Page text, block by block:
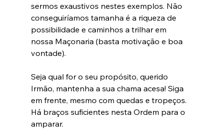
sermos exaustivos nestes exemplos. Não
conseguiríamos tamanha é a riqueza de
possibilidade e caminhos a trilhar em
nossa Maçonaria (basta motivação e boa
vontade).
Seja qual for o seu propósito, querido
Irmão, mantenha a sua chama acesa! Siga
em frente, mesmo com quedas e tropeços.
Há braços suficientes nesta Ordem para o
amparar.